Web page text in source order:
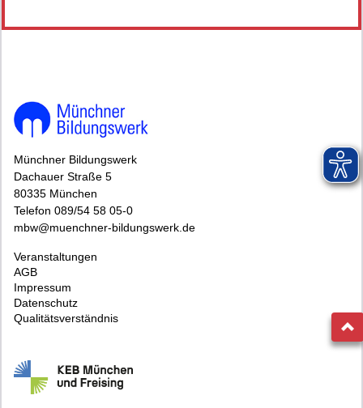
Münchner Bildungswerk
Dachauer Straße 5
80335 München
Telefon 089/54 58 05-0
mbw@muenchner-bildungswerk.de
Veranstaltungen
AGB
Impressum
Datenschutz
Qualitätsverständnis